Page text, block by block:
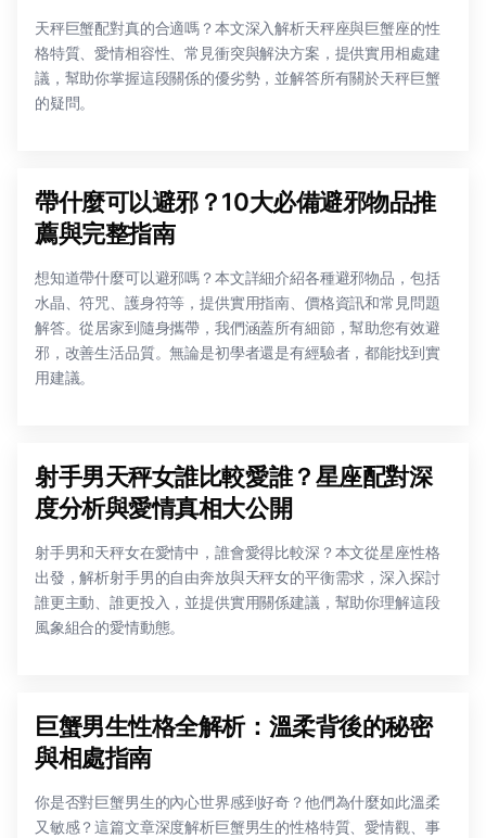
天秤巨蟹配對真的合適嗎？本文深入解析天秤座與巨蟹座的性
格特質、愛情相容性、常見衝突與解決方案，提供實用相處建
議，幫助你掌握這段關係的優劣勢，並解答所有關於天秤巨蟹
的疑問。
帶什麼可以避邪？10大必備避邪物品推
薦與完整指南
想知道帶什麼可以避邪嗎？本文詳細介紹各種避邪物品，包括
水晶、符咒、護身符等，提供實用指南、價格資訊和常見問題
解答。從居家到隨身攜帶，我們涵蓋所有細節，幫助您有效避
邪，改善生活品質。無論是初學者還是有經驗者，都能找到實
用建議。
射手男天秤女誰比較愛誰？星座配對深
度分析與愛情真相大公開
射手男和天秤女在愛情中，誰會愛得比較深？本文從星座性格
出發，解析射手男的自由奔放與天秤女的平衡需求，深入探討
誰更主動、誰更投入，並提供實用關係建議，幫助你理解這段
風象組合的愛情動態。
巨蟹男生性格全解析：溫柔背後的秘密
與相處指南
你是否對巨蟹男生的內心世界感到好奇？他們為什麼如此溫柔
又敏感？這篇文章深度解析巨蟹男生的性格特質、愛情觀、事